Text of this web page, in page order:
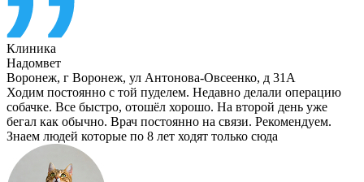
Клиника
Надомвет
Воронеж, г Воронеж, ул Антонова-Овсеенко, д 31А
Ходим постоянно с той пуделем. Недавно делали операцию
собачке. Все быстро, отошёл хорошо. На второй день уже
бегал как обычно. Врач постоянно на связи. Рекомендуем.
Знаем людей которые по 8 лет ходят только сюда